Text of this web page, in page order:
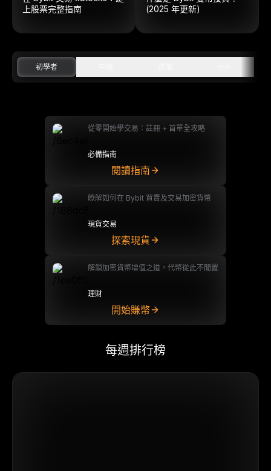
上股票完整指南
(2025 年更新)
初學者
從零開始學交易：註冊 + 首單全攻略
必備指南
閱讀指南
瞭解如何在 Bybit 買賣及交易加密貨幣
現貨交易
探索現貨
解鎖加密貨幣增值之道，代幣從此不閒置
理財
開始賺幣
每週排行榜